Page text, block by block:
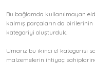
Bu bağlamda kullanılmayan
kalmış parçaların da
kategoriyi oluşturduk.
Umarız bu ikinci el kategorisi
malzemelerin ihtiyaç